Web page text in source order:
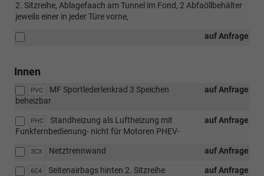
2. Sitzreihe, Ablagefaach am Tunnel im Fond, 2 Abfaöllbehälter
jeweils einer in jeder Türe vorne,
auf Anfrage
Innen
PVC auf Anfrage
MF Sportlederlenkrad 3 Speichen
beheizbar
PHC auf Anfrage
Standheizung als Luftheizung mit
Funkfernbedienung- nicht für Motoren PHEV-
3CX auf Anfrage
Netztrennwand
6C4 auf Anfrage
Seitenairbags hinten 2. Sitzreihe